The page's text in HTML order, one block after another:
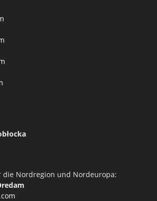
Nordregion und Nordeuropa: